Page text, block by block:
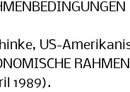
US-
1989).